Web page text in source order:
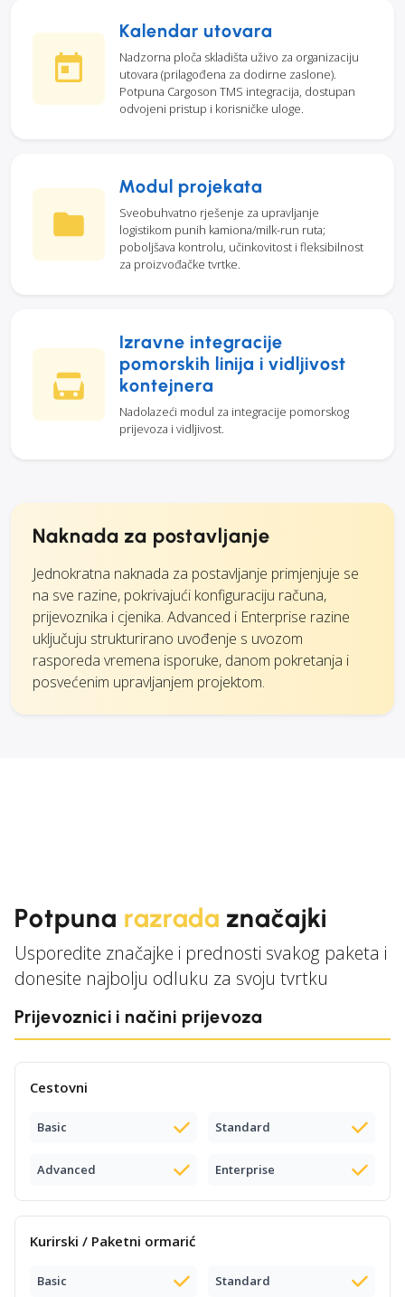
Kalendar utovara
Nadzorna ploča skladišta uživo za organizaciju
utovara (prilagođena za dodirne zaslone).
Potpuna Cargoson TMS integracija, dostupan
odvojeni pristup i korisničke uloge.
Modul projekata
Sveobuhvatno rješenje za upravljanje
logistikom punih kamiona/milk-run ruta;
poboljšava kontrolu, učinkovitost i fleksibilnost
za proizvođačke tvrtke.
Izravne integracije
pomorskih linija i vidljivost
kontejnera
Nadolazeći modul za integracije pomorskog
prijevoza i vidljivost.
Naknada za postavljanje
Jednokratna naknada za postavljanje primjenjuje se
na sve razine, pokrivajući konfiguraciju računa,
prijevoznika i cjenika. Advanced i Enterprise razine
uključuju strukturirano uvođenje s uvozom
rasporeda vremena isporuke, danom pokretanja i
posvećenim upravljanjem projektom.
Potpuna razrada značajki
Usporedite značajke i prednosti svakog paketa i
donesite najbolju odluku za svoju tvrtku
Prijevoznici i načini prijevoza
Cestovni
Basic Standard
Advanced Enterprise
Kurirski / Paketni ormarić
Basic Standard